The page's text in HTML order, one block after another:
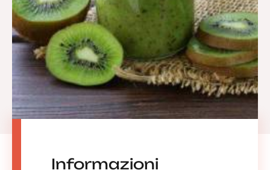
Informazioni